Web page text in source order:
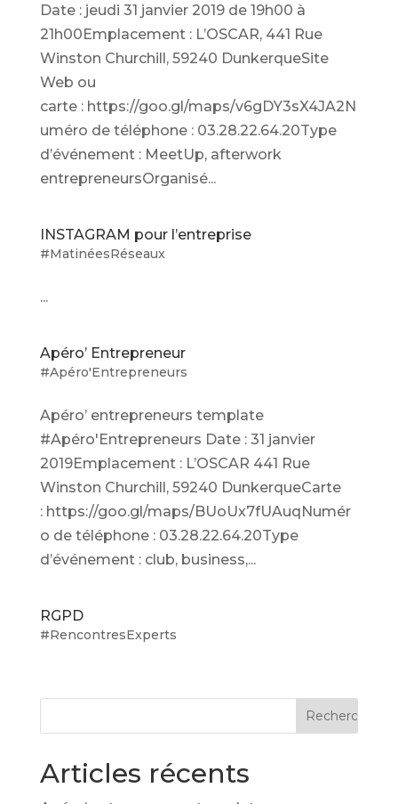
Date : jeudi 31 janvier 2019 de 19h00 à
21h00Emplacement : L’OSCAR, 441 Rue
Winston Churchill, 59240 DunkerqueSite
Web ou
carte : https://goo.gl/maps/v6gDY3sX4JA2N
uméro de téléphone : 03.28.22.64.20Type
d’événement : MeetUp, afterwork
entrepreneursOrganisé...
INSTAGRAM pour l’entreprise
#MatinéesRéseaux
...
Apéro’ Entrepreneur
#Apéro'Entrepreneurs
Apéro’ entrepreneurs template
#Apéro'Entrepreneurs Date : 31 janvier
2019Emplacement : L’OSCAR 441 Rue
Winston Churchill, 59240 DunkerqueCarte
: https://goo.gl/maps/BUoUx7fUAuqNumér
o de téléphone : 03.28.22.64.20Type
d’événement : club, business,...
RGPD
#RencontresExperts
Articles récents